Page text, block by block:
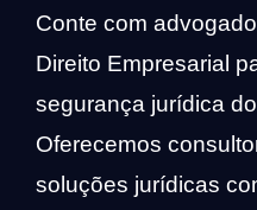
Conte com
Direito Empresarial
segurança jurídica
Oferecemos
soluções jurídicas